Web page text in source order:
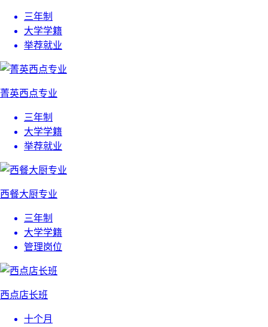
三年制
大学学籍
举荐就业
菁英西点专业
三年制
大学学籍
举荐就业
西餐大厨专业
三年制
大学学籍
管理岗位
西点店长班
十个月